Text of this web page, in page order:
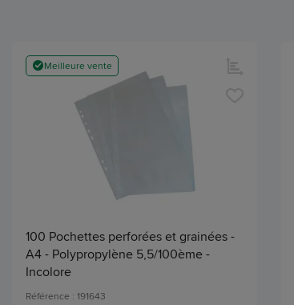
Meilleure vente
100 Pochettes perforées et grainées -
A4 - Polypropylène 5,5/100ème -
Incolore
Référence : 191643